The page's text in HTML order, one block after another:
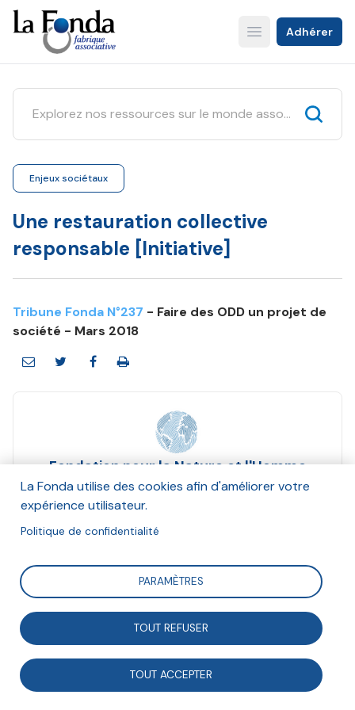
Aller
au
contenu
principal
Open main menu
Adhérer
Enjeux sociétaux
Une restauration collective
responsable [Initiative]
Tribune Fonda N°237 - Faire des ODD un projet de
société - Mars 2018
Fondation pour la Nature et l'Homme
(FNH)
Présentation de l'initiative Mon Restau Responsable®,
pour aider les restaurants de collectivité à s’engager
dans une démarche de progrès durable.
La Fonda utilise des cookies afin d'améliorer votre
expérience utilisateur.
Politique de confidentialité
PARAMÈTRES
TOUT REFUSER
TOUT ACCEPTER